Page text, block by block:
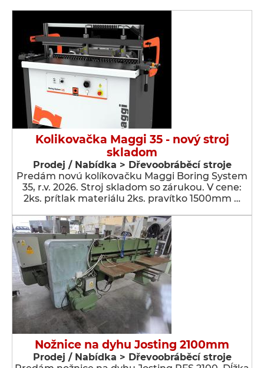
Kolikovačka Maggi 35 - nový stroj
skladom
Prodej / Nabídka > Dřevoobráběcí stroje
Predám novú kolíkovačku Maggi Boring System
35, r.v. 2026. Stroj skladom so zárukou. V cene:
2ks. prítlak materiálu 2ks. pravítko 1500mm …
Nožnice na dyhu Josting 2100mm
Prodej / Nabídka > Dřevoobráběcí stroje